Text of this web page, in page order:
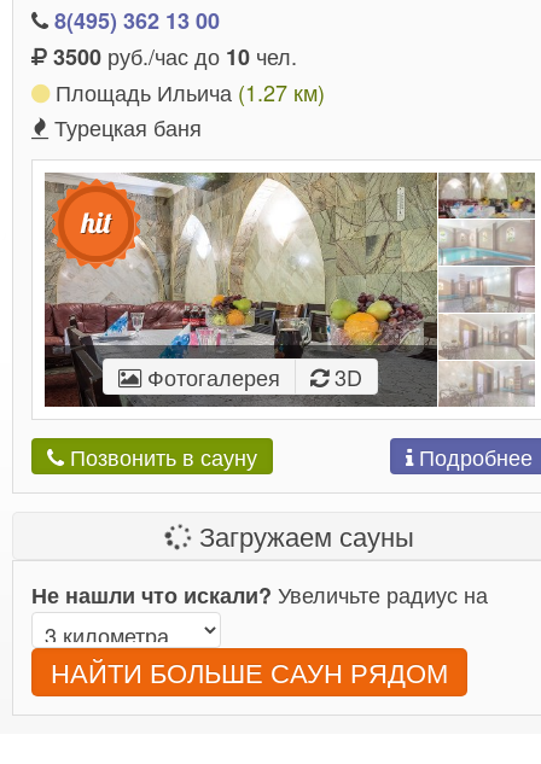
8(495) 362 13 00
3500 руб./час до 10 чел.
Площадь Ильича (1.27 км)
Турецкая баня
Фотогалерея 3D
Позвонить в сауну Подробнее
Загружаем сауны
Не нашли что искали? Увеличьте радиус на
НАЙТИ БОЛЬШЕ САУН РЯДОМ